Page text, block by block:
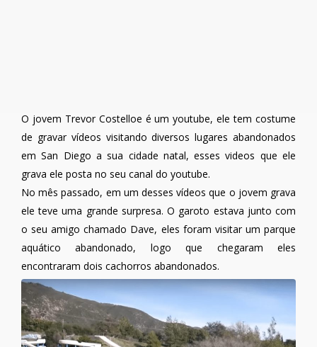
O jovem Trevor Costelloe é um youtube, ele tem costume
de gravar vídeos visitando diversos lugares abandonados
em San Diego a sua cidade natal, esses videos que ele
grava ele posta no seu canal do youtube.
No mês passado, em um desses vídeos que o jovem grava
ele teve uma grande surpresa. O garoto estava junto com
o seu amigo chamado Dave, eles foram visitar um parque
aquático abandonado, logo que chegaram eles
encontraram dois cachorros abandonados.